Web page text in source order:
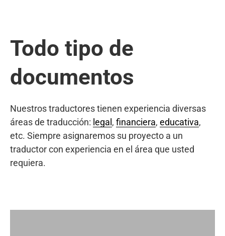
Todo tipo de
documentos
Nuestros traductores tienen experiencia diversas
áreas de traducción: legal , financiera, educativa,
etc. Siempre asignaremos su proyecto a un
traductor con experiencia en el área que usted
requiera.